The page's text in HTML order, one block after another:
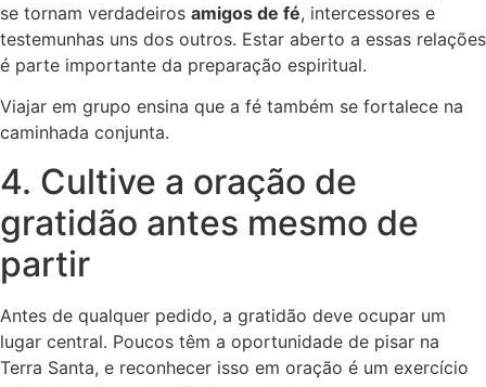
se tornam verdadeiros amigos de fé, intercessores e
testemunhas uns dos outros. Estar aberto a essas relações
é parte importante da preparação espiritual.
Viajar em grupo ensina que a fé também se fortalece na
caminhada conjunta.
4. Cultive a oração de
gratidão antes mesmo de
partir
Antes de qualquer pedido, a gratidão deve ocupar um
lugar central. Poucos têm a oportunidade de pisar na
Terra Santa, e reconhecer isso em oração é um exercício